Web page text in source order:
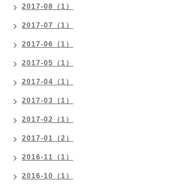
2017-08（1）
2017-07（1）
2017-06（1）
2017-05（1）
2017-04（1）
2017-03（1）
2017-02（1）
2017-01（2）
2016-11（1）
2016-10（1）